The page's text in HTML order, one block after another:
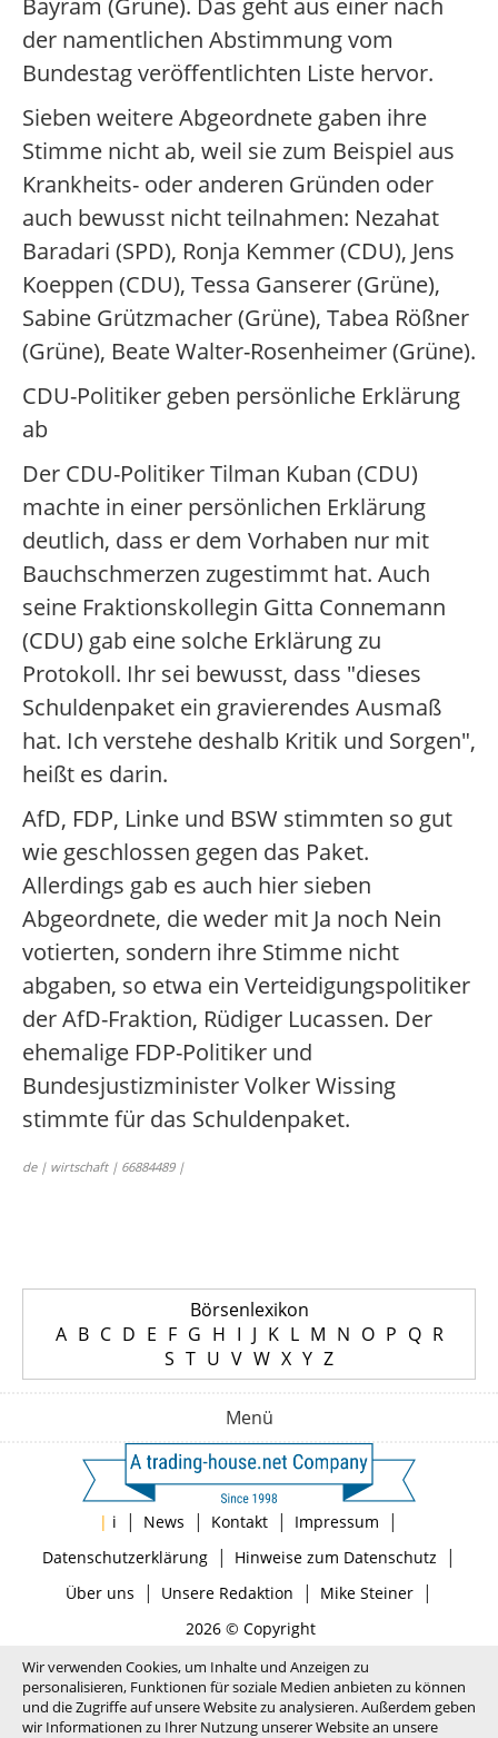
Bayram (Grüne). Das geht aus einer nach
der namentlichen Abstimmung vom
Bundestag veröffentlichten Liste hervor.
Sieben weitere Abgeordnete gaben ihre
Stimme nicht ab, weil sie zum Beispiel aus
Krankheits- oder anderen Gründen oder
auch bewusst nicht teilnahmen: Nezahat
Baradari (SPD), Ronja Kemmer (CDU), Jens
Koeppen (CDU), Tessa Ganserer (Grüne),
Sabine Grützmacher (Grüne), Tabea Rößner
(Grüne), Beate Walter-Rosenheimer (Grüne).
CDU-Politiker geben persönliche Erklärung
ab
Der CDU-Politiker Tilman Kuban (CDU)
machte in einer persönlichen Erklärung
deutlich, dass er dem Vorhaben nur mit
Bauchschmerzen zugestimmt hat. Auch
seine Fraktionskollegin Gitta Connemann
(CDU) gab eine solche Erklärung zu
Protokoll. Ihr sei bewusst, dass "dieses
Schuldenpaket ein gravierendes Ausmaß
hat. Ich verstehe deshalb Kritik und Sorgen",
heißt es darin.
AfD, FDP, Linke und BSW stimmten so gut
wie geschlossen gegen das Paket.
Allerdings gab es auch hier sieben
Abgeordnete, die weder mit Ja noch Nein
votierten, sondern ihre Stimme nicht
abgaben, so etwa ein Verteidigungspolitiker
der AfD-Fraktion, Rüdiger Lucassen. Der
ehemalige FDP-Politiker und
Bundesjustizminister Volker Wissing
stimmte für das Schuldenpaket.
de | wirtschaft | 66884489 |
Börsenlexikon
A B C D E F G H I J K L M N O P Q R
S T U V W X Y Z
Menü
| i | News | Kontakt | Impressum |
Datenschutzerklärung| Hinweise zum Datenschutz |
Über uns | Unsere Redaktion | Mike Steiner|
2026 © Copyright
Wir verwenden Cookies, um Inhalte und Anzeigen zu
personalisieren, Funktionen für soziale Medien anbieten zu können
und die Zugriffe auf unsere Website zu analysieren. Außerdem geben
wir Informationen zu Ihrer Nutzung unserer Website an unsere